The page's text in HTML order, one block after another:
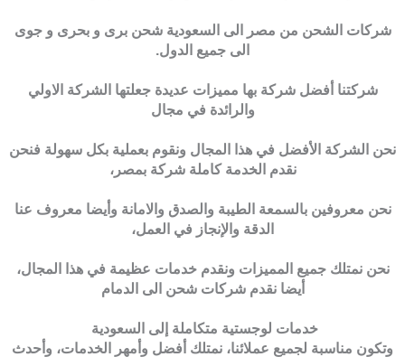
شركات الشحن من مصر الى السعودية شحن برى و بحرى و جوى
الى جميع الدول.
شركتنا أفضل شركة بها مميزات عديدة جعلتها الشركة الاولي
والرائدة في مجال
نحن الشركة الأفضل في هذا المجال ونقوم بعملية بكل سهولة فنحن
نقدم الخدمة كاملة شركة بمصر،
نحن معروفين بالسمعة الطيبة والصدق والامانة وأيضا معروف عنا
الدقة والإنجاز في العمل،
نحن نمتلك جميع المميزات ونقدم خدمات عظيمة في هذا المجال،
أيضا نقدم شركات شحن الى الدمام
خدمات لوجستية متكاملة إلى السعودية
وتكون مناسبة لجميع عملائنا، نمتلك أفضل وأمهر الخدمات، وأحدث